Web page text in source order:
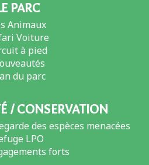
PARC
Animaux
Voiture
à pied
du parc
/ CONSERVATION
des espèces menacées
LPO
forts